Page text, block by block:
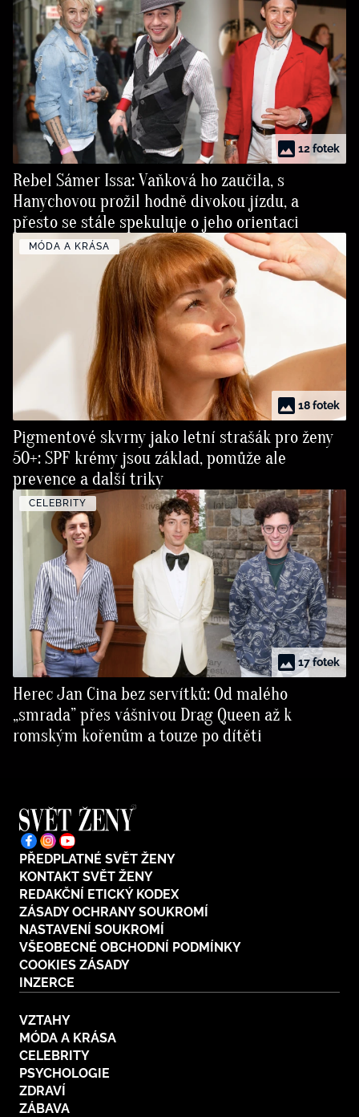
12 fotek
Rebel Sámer Issa: Vaňková ho zaučila, s
Hanychovou prožil hodně divokou jízdu, a
přesto se stále spekuluje o jeho orientaci
MÓDA A KRÁSA
18 fotek
Pigmentové skvrny jako letní strašák pro ženy
50+: SPF krémy jsou základ, pomůže ale
prevence a další triky
CELEBRITY
17 fotek
Herec Jan Cina bez servítků: Od malého
„smrada” přes vášnivou Drag Queen až k
romským kořenům a touze po dítěti
PŘEDPLATNÉ SVĚT ŽENY
KONTAKT SVĚT ŽENY
REDAKČNÍ ETICKÝ KODEX
ZÁSADY OCHRANY SOUKROMÍ
NASTAVENÍ SOUKROMÍ
VŠEOBECNÉ OBCHODNÍ PODMÍNKY
COOKIES ZÁSADY
INZERCE
VZTAHY
MÓDA A KRÁSA
CELEBRITY
PSYCHOLOGIE
ZDRAVÍ
ZÁBAVA